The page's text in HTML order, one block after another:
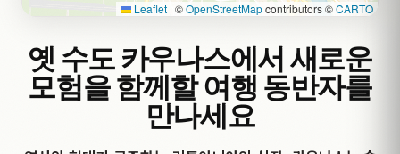
옛 수도 카우나스에서 새로운
모험을 함께할 여행 동반자를
만나세요
Leaflet | ©OpenStreetMapcontributors ©CARTO